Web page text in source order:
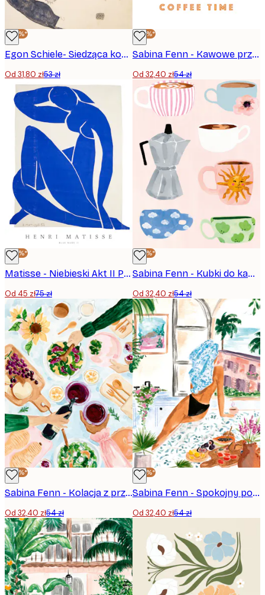
-40%*
Egon Schiele- Siedząca kobieta z ugiętymi kolanami Plakat
Od 31,80 zł53 zł
-40%*
Sabina Fenn - Kawowe przytulenie Plakat
Od 32,40 zł54 zł
-40%*
Matisse - Niebieski Akt II Plakat
Od 45 zł75 zł
-40%*
Sabina Fenn - Kubki do kawy Plakat
Od 32,40 zł54 zł
-40%*
Sabina Fenn - Kolacja z przyjaciółmi Plakat
Od 32,40 zł54 zł
-40%*
Sabina Fenn - Spokojny poranek Plakat
Od 32,40 zł54 zł